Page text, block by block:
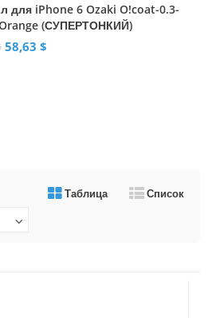
для iPhone 6 Ozaki O!coat-0.3-
(СУПЕРТОНКИЙ)
58,63 $
Таблица
Список